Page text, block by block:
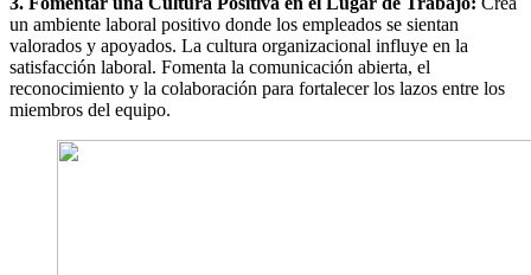
un ambiente laboral positivo donde los empleados se sientan
valorados y apoyados. La cultura organizacional influye en la
satisfacción laboral. Fomenta la comunicación abierta, el
reconocimiento y la colaboración para fortalecer los lazos entre los
miembros del equipo.